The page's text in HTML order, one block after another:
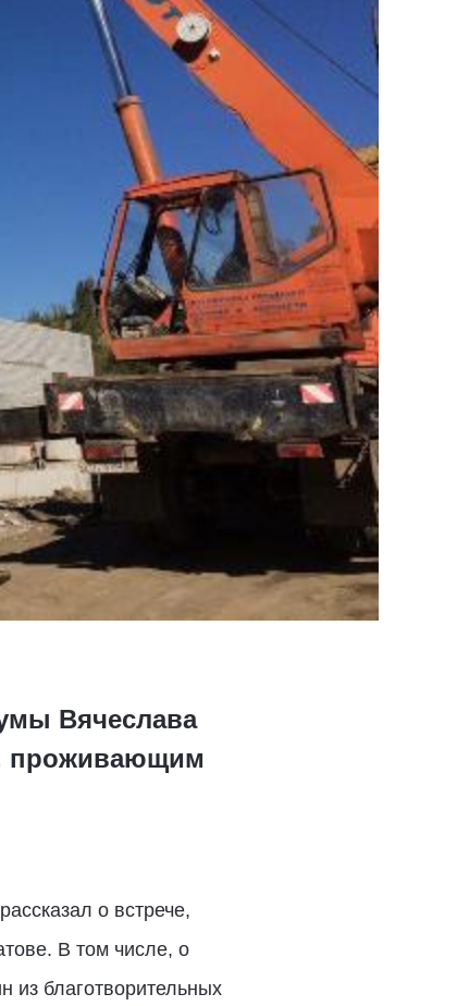
Вячеслава
проживающим
о встрече,
В том числе, о
из благотворительных